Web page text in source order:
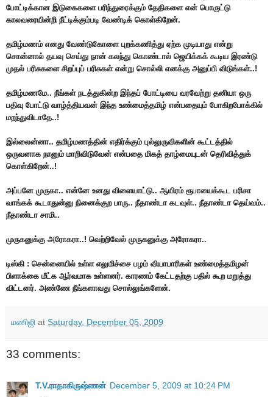
போட்டிக்கான இடுகைகளை பரிந்துரைக்கும் தேதிகளை என் பொருட்டு
காலவரையின்றி நீட்டிக்கும்படி வேண்டிக் கொள்கிறேன்.
தமிழ்மணம் எனது வேண்டுகோளை புறக்கணித்து ஏற்க முடியாது என்று
சொன்னால் தயவு செய்து நான் கலந்து கொண்டால் ஜெயிக்கக் கூடிய இரண்டு
முதல் பரிசுகளை சிறப்புப் பரிசுகள் என்று சொல்லி எனக்கு அனுப்பி விடுங்கள்..!
தமிழ்மணமே.. நீங்கள் நடத்துகின்ற இந்தப் போட்டியை வரவேற்று தனியா ஒரு
பதிவு போட்டு வாழ்த்தியவன் இந்த உண்மைத்தமிழ் என்பதையும் போகிறபோக்கில்
மறந்துவிடாதே..!
இல்லைன்னா.. தமிழ்மணத்தின் எதிர்க்கும் புல்லுருவிகளின் கூட்டத்தில்
ஒருவனாக நானும் மாறிவிடுவேன் என்பதை மிகத் தாழ்மையுடன் தெரிவித்துக்
கொள்கிறேன்..!
அப்பனே முருகா.. என்னே உனது விளையாட்டு.. ஆயிரம் ரூபாயைக்கூட பரிசா
வாங்கக் கூடாதுன்னு நினைக்குற பாரு.. நீதாண்டா கடவுள்.. நீதாண்டா தெய்வம்..
நீதாண்டா சாமி..
முருகனுக்கு அரோகரா..! வெற்றிவேல் முருகனுக்கு அரோகரா..
டிஸ்கி : சென்னையில் உள்ள எலுமிச்சை பழம் வியாபாரிகள் உண்மைத்தமிழன்
பிளாக்கை மீட்க ஆர்வமாக உள்ளனர். காரணம் கேட்டதற்கு பதில் கூற மறுத்து
விட்டனர். அண்ணே நீங்களாவது சொல்லுங்களேன்.
மணிஜி at Saturday, December 05, 2009
33 comments:
T.V.ராதாகிருஷ்ணன் December 5, 2009 at 10:24 PM